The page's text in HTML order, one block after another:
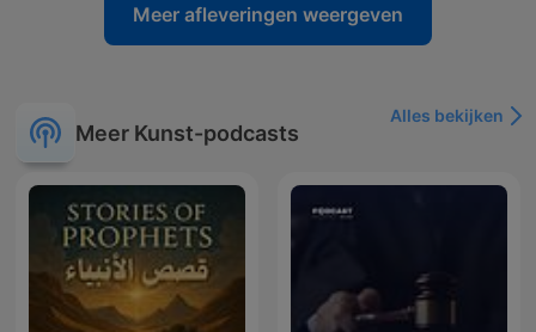
Meer afleveringen weergeven
Meer Kunst-podcasts
Alles bekijken